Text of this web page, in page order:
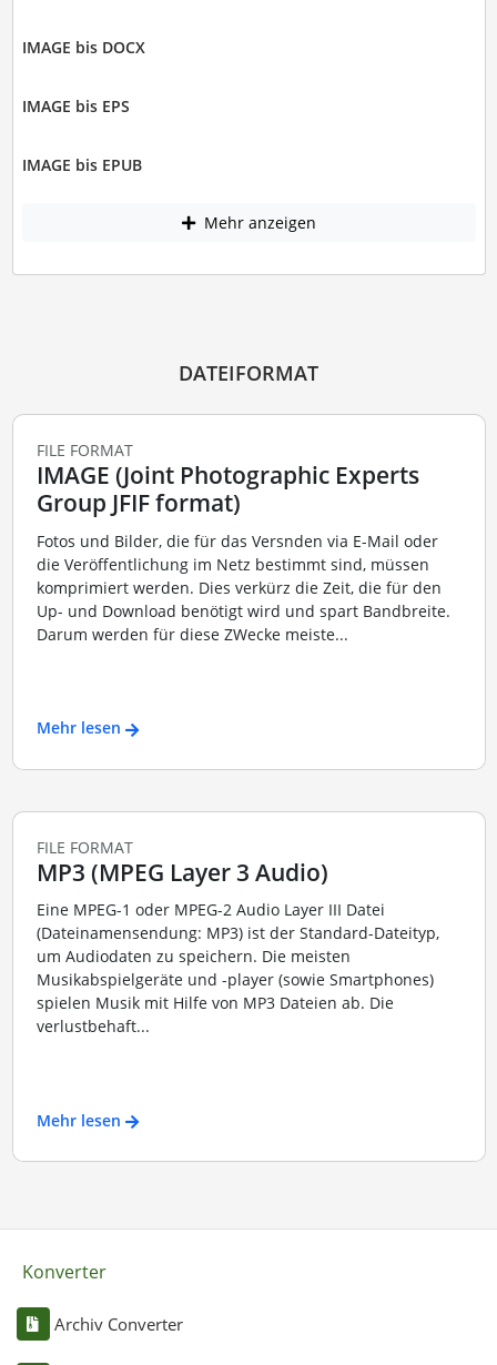
IMAGE bis DOCX
IMAGE bis EPS
IMAGE bis EPUB
Mehr anzeigen
DATEIFORMAT
FILE FORMAT
IMAGE (Joint Photographic Experts
Group JFIF format)
Fotos und Bilder, die für das Versnden via E-Mail oder
die Veröffentlichung im Netz bestimmt sind, müssen
komprimiert werden. Dies verkürz die Zeit, die für den
Up- und Download benötigt wird und spart Bandbreite.
Darum werden für diese ZWecke meiste...
Mehr lesen
FILE FORMAT
MP3 (MPEG Layer 3 Audio)
Eine MPEG-1 oder MPEG-2 Audio Layer III Datei
(Dateinamensendung: MP3) ist der Standard-Dateityp,
um Audiodaten zu speichern. Die meisten
Musikabspielgeräte und -player (sowie Smartphones)
spielen Musik mit Hilfe von MP3 Dateien ab. Die
verlustbehaft...
Mehr lesen
Konverter
Archiv Converter